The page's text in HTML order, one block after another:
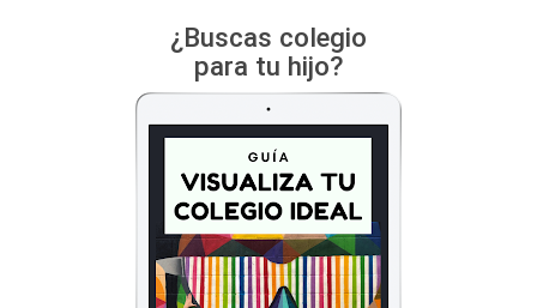
¿Buscas colegio
para tu hijo?